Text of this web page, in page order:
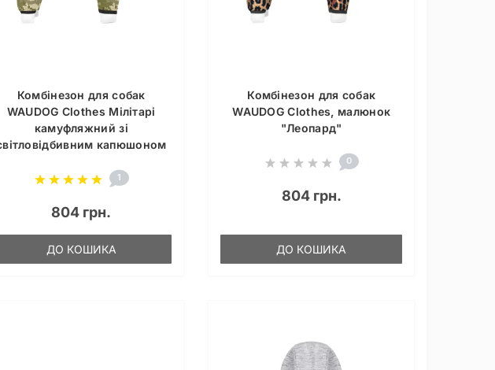
Комбінезон для собак
WAUDOG Clothes Мілітарі
камуфляжний зі
капюшоном
1
804 грн.
ДО КОШИКА
Комбінезон для собак
WAUDOG Clothes, малюнок
"Леопард"
0
804 грн.
ДО КОШИКА